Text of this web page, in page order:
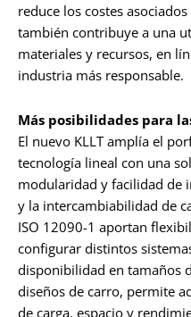
reduce los costes
también contribuye a una
materiales y recursos, en
industria más responsable.
Más posibilidades para
El nuevo KLLT amplía el
tecnología lineal con una
modularidad y facilidad de
y la intercambiabilidad de
ISO 12090-1 aportan
configurar distintos
disponibilidad en tamaños
diseños de carro, permite
de carga, espacio y